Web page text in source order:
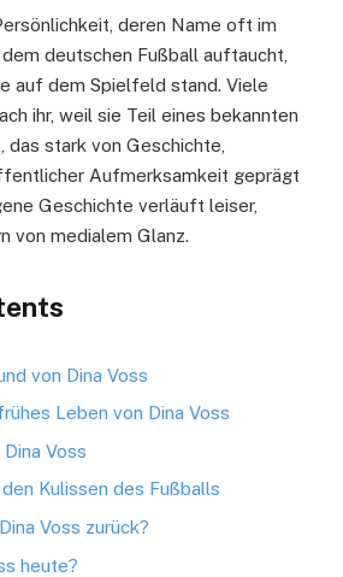
deren Name oft im
deutschen Fußball auftaucht,
auf dem Spielfeld stand. Viele
ihr, weil sie Teil eines bekannten
stark von Geschichte,
Aufmerksamkeit geprägt
Geschichte verläuft leiser,
von medialem Glanz.
von Dina Voss
Leben von Dina Voss
Voss
Kulissen des Fußballs
Voss zurück?
heute?